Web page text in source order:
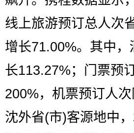
线上旅游预订总人次
增长71.00%。其中
长113.27%；门票预
200%，机票预订人
沈外省(市)客源地中